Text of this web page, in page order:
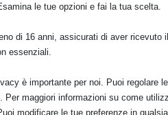
del 26 gennaio 2017 recante
degli organi competenti;
e dei singoli dipendenti nella
azioni positive, comportamenti
le tue opzioni e fai la tua scelta.
di 16 anni, assicurati di aver ricevuto
essenziali.
è importante per noi. Puoi regolare
Per maggiori informazioni su come
modificare le tue preferenze in